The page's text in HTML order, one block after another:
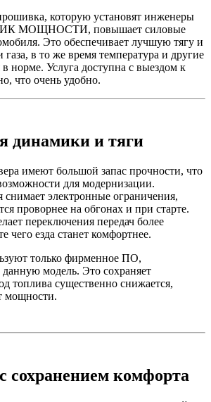
которую установят инженеры
МОЩНОСТИ, повышает силовые
Это обеспечивает лучшую тягу и
газа, в то же время температура и другие
норме. Услуга доступна с выездом к
что очень удобно.
динамики и тяги
имеют большой запас прочности, что
для модернизации.
электронные ограничения,
проворнее на обгонах и при старте.
переключения передач более
чего езда станет комфортнее.
только фирменное ПО,
модель. Это сохраняет
топлива существенно снижается,
мощности.
сохранением комфорта